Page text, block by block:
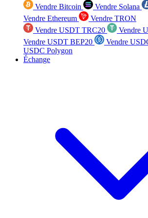
Vendre Bitcoin Vendre Solana
Vendre Ethereum
Vendre TRON
Vendre USDT TRC20
Vendre
Vendre USDT BEP20
Vendre
USDC Polygon
Échange